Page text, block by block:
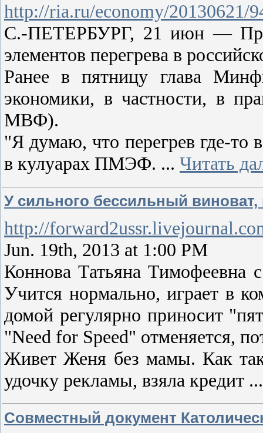
http://ria.ru/economy/20130621/
С.-ПЕТЕРБУРГ, 21 июн —
элементов перегрева в
Ранее в пятницу глава
экономики, в частности, в
МВФ).
"Я думаю, что перегрев где-
в кулуарах ПМЭФ. ... Читать
У сильного бессильный
http://
Jun. 19th, 2013 at 1:00 PM
Коннова Татьяна Тимофеевна
Учится нормально, играет в
домой регулярно приносит
"Need for Speed" отменяется,
Живет Женя без мамы. Как
удочку рекламы, взяла кредит
Совместный документ